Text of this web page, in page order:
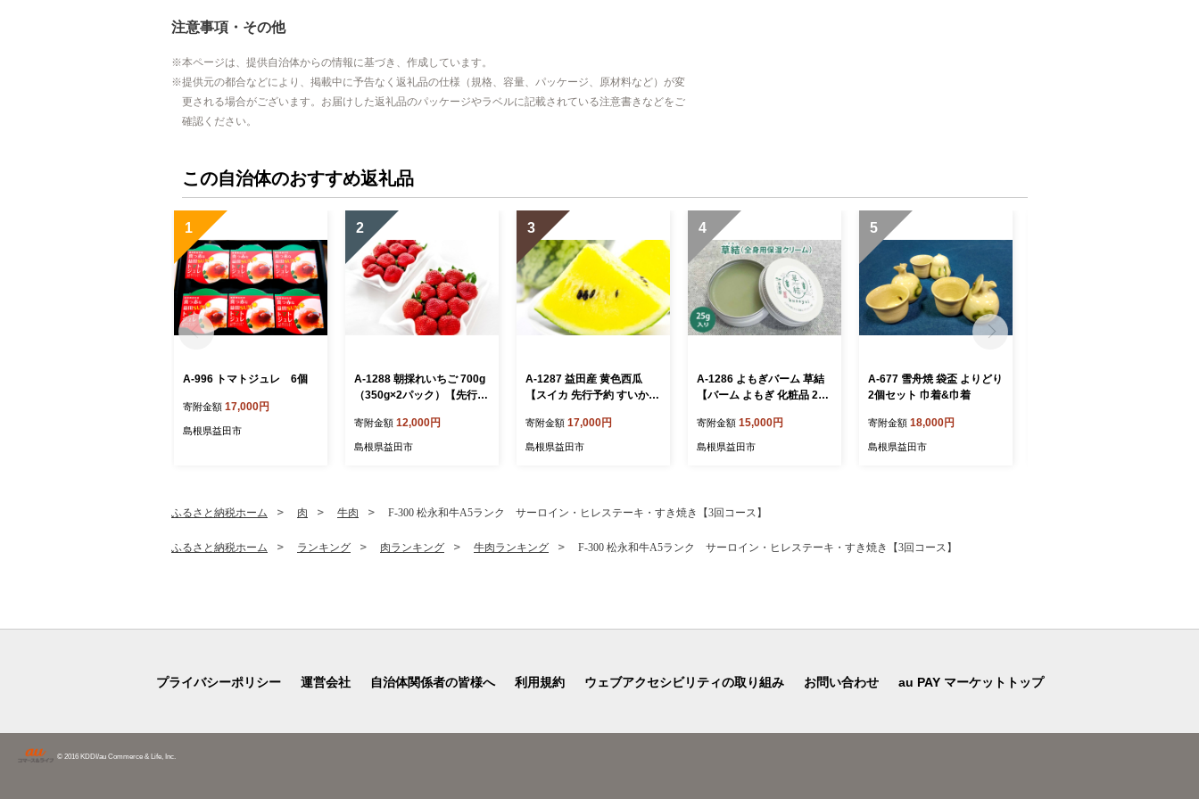
注意事項・その他
本ページは、提供自治体からの情報に基づき、作成しています。
提供元の都合などにより、掲載中に予告なく返礼品の仕様（規格、容量、パッケージ、原材料など）が変
更される場合がございます。お届けした返礼品のパッケージやラベルに記載されている注意書きなどをご
確認ください。
この自治体のおすすめ返礼品
1
A-996 トマトジュレ 6個
寄附金額 17,000円
島根県益田市
2
A-1288 朝採れいちご 700g
（350g×2パック）【先行予
イチゴ 700g 2パック 朝採れ
新鮮 ジューシー 冷蔵 期間
寄附金額 12,000円
島根県益田市
3
A-1287 益田産 黄色西瓜
【スイカ 先行予約 すいか
節限定 果物 くだもの フル
ーツ 黄色西瓜 羅皇 1玉】
寄附金額 17,000円
島根県益田市
4
A-1286 よもぎバーム 草結
【バーム よもぎ 化粧品 25g
保湿 全身 全身保湿バーム
ヘアケア ハンドクリーム マ
寄附金額 15,000円
島根県益田市
5
A-677 雪舟焼 袋盃 よりどり
2個セット 巾着&巾着
寄附金額 18,000円
島根県益田市
ふるさと納税ホーム 肉 牛肉 F-300 松永和牛A5ランク サーロイン・ヒレステーキ・すき焼き【3回コース】
ふるさと納税ホーム ランキング 肉ランキング 牛肉ランキング F-300 松永和牛A5ランク サーロイン・ヒレステーキ・すき焼き【3回コース】
プライバシーポリシー 運営会社 自治体関係者の皆様へ 利用規約 ウェブアクセシビリティの取り組み お問い合わせ au PAY マーケットトップ
© 2016 KDDI/au Commerce & Life, Inc.